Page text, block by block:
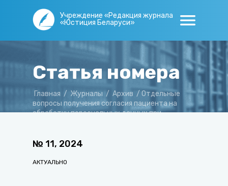
Учреждение «Редакция журнала
«Юстиция Беларуси»
Статья номера
Главная / Журналы / Архив / Отдельные
вопросы получения согласия пациента на
обработку персональных данных при
№ 11, 2024
АКТУАЛЬНО